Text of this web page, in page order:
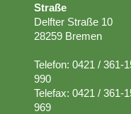
Straße
Delfter Straße 10
28259 Bremen
Telefon: 0421 / 361-
990
Telefax: 0421 / 361-
969